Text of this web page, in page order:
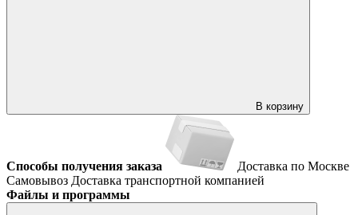
В корзину
Способы получения заказа
Доставка по Москве
Самовывоз Доставка транспортной компанией
Файлы и программы